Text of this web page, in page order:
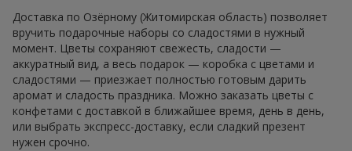
Доставка по Озёрному (Житомирская область) позволяет
вручить подарочные наборы со сладостями в нужный
момент. Цветы сохраняют свежесть, сладости —
аккуратный вид, а весь подарок — коробка с цветами и
сладостями — приезжает полностью готовым дарить
аромат и сладость праздника. Можно заказать цветы с
конфетами с доставкой в ближайшее время, день в день,
или выбрать экспресс-доставку, если сладкий презент
нужен срочно.